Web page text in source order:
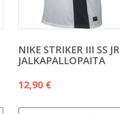
NIKE STRIKER III SS JR
JALKAPALLOPAITA
12,90 €